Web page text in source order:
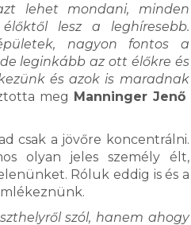
lehet mondani, minden
lesz a leghíresebb.
nagyon fontos a
leginkább az ott élőkre és
és azok is maradnak
meg Manninger Jenő
csak a jövőre koncentrálni.
olyan jeles személy élt,
Róluk eddig is és a
szól, hanem ahogy